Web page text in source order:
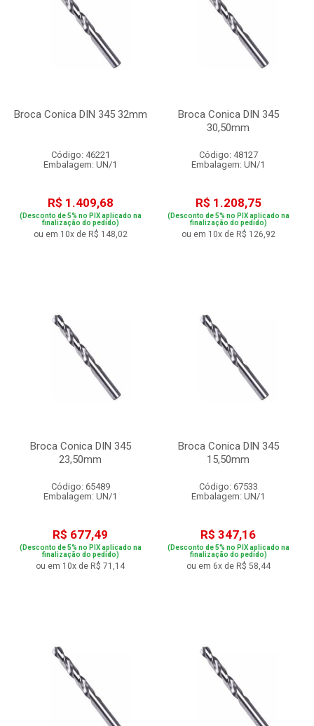
Broca Conica DIN 345 32mm
Código: 46221
Embalagem: UN/1
R$ 1.409,68
(Desconto de 5% no PIX aplicado na
finalização do pedido)
ou em 10x de R$ 148,02
Broca Conica DIN 345
30,50mm
Código: 48127
Embalagem: UN/1
R$ 1.208,75
(Desconto de 5% no PIX aplicado na
finalização do pedido)
ou em 10x de R$ 126,92
Broca Conica DIN 345
23,50mm
Código: 65489
Embalagem: UN/1
R$ 677,49
(Desconto de 5% no PIX aplicado na
finalização do pedido)
ou em 10x de R$ 71,14
Broca Conica DIN 345
15,50mm
Código: 67533
Embalagem: UN/1
R$ 347,16
(Desconto de 5% no PIX aplicado na
finalização do pedido)
ou em 6x de R$ 58,44